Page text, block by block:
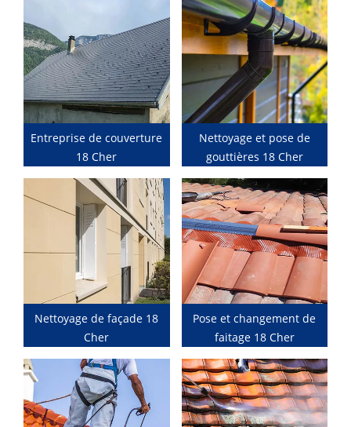
Entreprise de couverture
18 Cher
Nettoyage et pose de
gouttières 18 Cher
Nettoyage de façade 18
Cher
Pose et changement de
faitage 18 Cher